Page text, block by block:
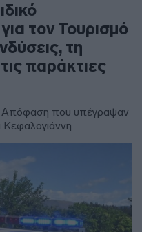
τον Τουρισμό
τη
παράκτιες
Απόφαση που υπέγραψαν